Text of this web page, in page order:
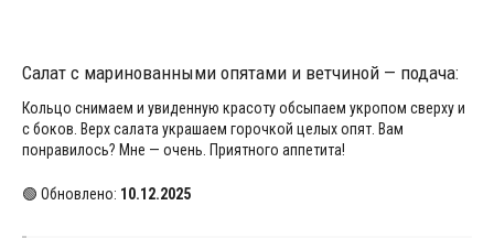
Салат с маринованными опятами и ветчиной — подача:
Кольцо снимаем и увиденную красоту обсыпаем укропом сверху и
с боков. Верх салата украшаем горочкой целых опят. Вам
понравилось? Мне — очень. Приятного аппетита!
🟢 Обновлено: 10.12.2025